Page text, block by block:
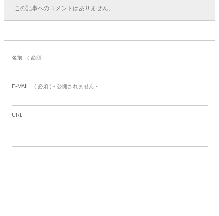
この記事へのコメントはありません。
名前 ( 必須 )
E-MAIL ( 必須 ) - 公開されません -
URL